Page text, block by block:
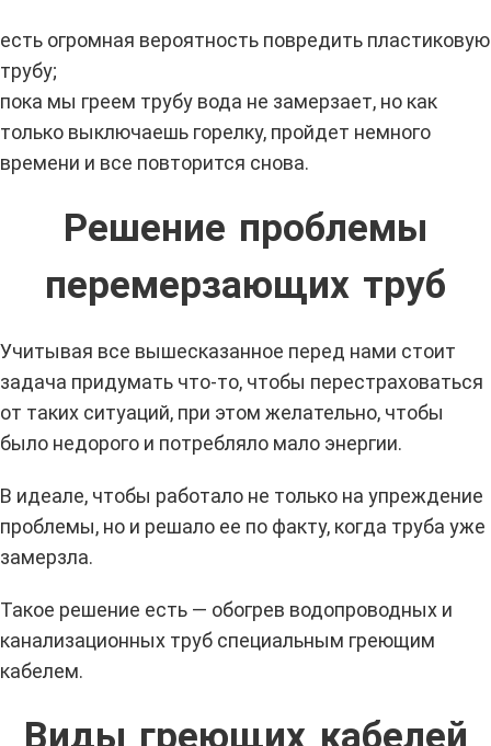
есть огромная вероятность повредить пластиковую
трубу;
пока мы греем трубу вода не замерзает, но как
только выключаешь горелку, пройдет немного
времени и все повторится снова.
Решение проблемы
перемерзающих труб
Учитывая все вышесказанное перед нами стоит
задача придумать что-то, чтобы перестраховаться
от таких ситуаций, при этом желательно, чтобы
было недорого и потребляло мало энергии.
В идеале, чтобы работало не только на упреждение
проблемы, но и решало ее по факту, когда труба уже
замерзла.
Такое решение есть — обогрев водопроводных и
канализационных труб специальным греющим
кабелем.
Виды греющих кабелей